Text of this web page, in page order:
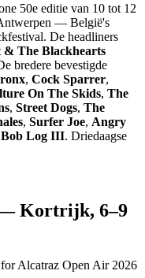
50e editie van 10 tot 12
— België's
De headliners
& The Blackhearts
bredere bevestigde
, Cock Sparrer,
On The Skids, The
, Street Dogs, The
, Surfer Joe, Angry
Bob Log III. Driedaagse
— Kortrijk, 6–9